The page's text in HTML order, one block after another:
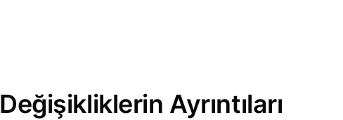
Değişikliklerin Ayrıntıları